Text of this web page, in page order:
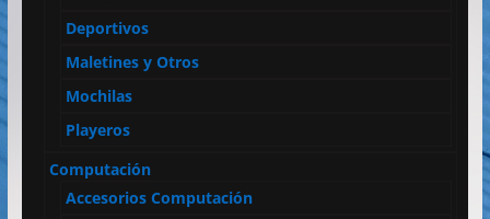
Deportivos
Maletines y Otros
Mochilas
Playeros
Computación
Accesorios Computación